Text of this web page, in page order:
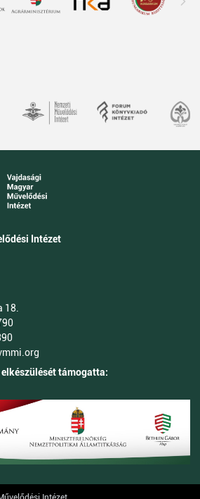
Intézet
18.
támogatta: